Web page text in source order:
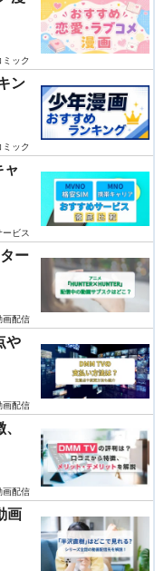
ミック
ン
ミック
ャ
ビス
ー
画配信
や
画配信
画配信
画